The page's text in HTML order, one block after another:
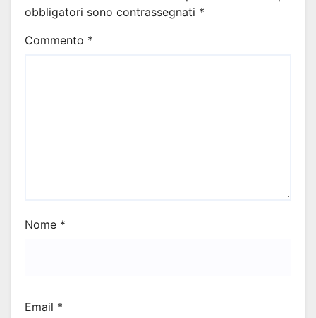
obbligatori sono contrassegnati *
Commento *
Nome *
Email *